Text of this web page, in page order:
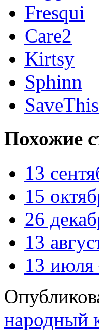
Fresqui
Care2
Kirtsy
Sphinn
Похожие
13
15
26
13
13
народный